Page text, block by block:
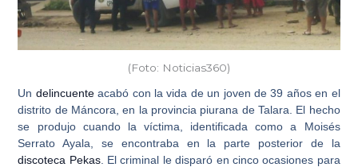
(Foto: Noticias360)
Un delincuenteacabó con la vida de un joven de 39 años en el
distrito de Máncora , en la provincia piurana de Talara. El hecho
se produjo cuando la víctima, identificada como a Moisés
Serrato Ayala , se encontraba en la parte posterior de la
discoteca Pekas. El criminal le disparó en cinco ocasiones para